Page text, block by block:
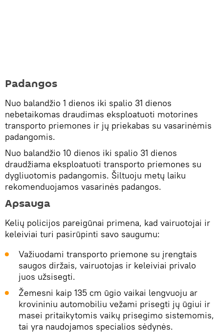
Padangos
Nuo balandžio 1 dienos iki spalio 31 dienos
nebetaikomas draudimas eksploatuoti motorines
transporto priemones ir jų priekabas su vasarinėmis
padangomis.
Nuo balandžio 10 dienos iki spalio 31 dienos
draudžiama eksploatuoti transporto priemones su
dygliuotomis padangomis. Šiltuoju metų laiku
rekomenduojamos vasarinės padangos.
Apsauga
Kelių policijos pareigūnai primena, kad vairuotojai ir
keleiviai turi pasirūpinti savo saugumu:
Važiuodami transporto priemone su įrengtais
saugos diržais, vairuotojas ir keleiviai privalo
juos užsisegti.
Žemesni kaip 135 cm ūgio vaikai lengvuoju ar
krovininiu automobiliu vežami prisegti jų ūgiui ir
masei pritaikytomis vaikų prisegimo sistemomis,
tai yra naudojamos specialios sėdynės.